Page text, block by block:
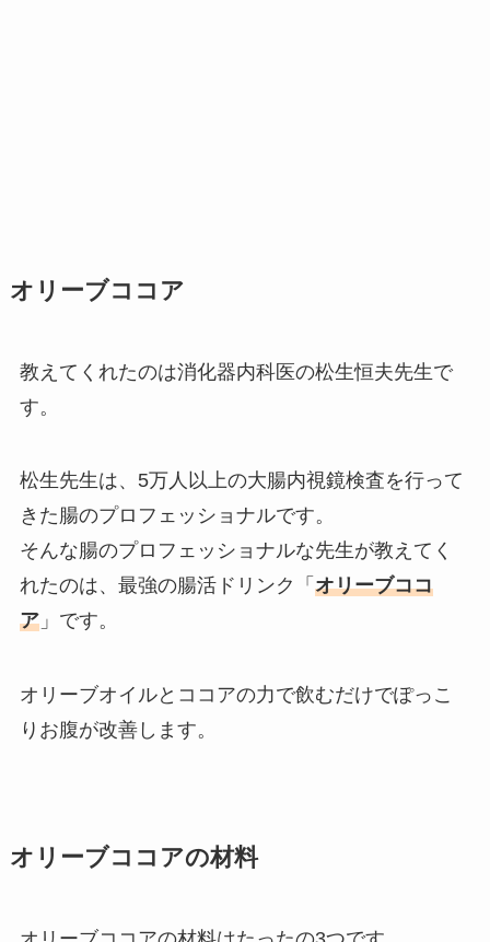
オリーブココア
教えてくれたのは消化器内科医の松生恒夫先生で
す。
松生先生は、5万人以上の大腸内視鏡検査を行って
きた腸のプロフェッショナルです。
そんな腸のプロフェッショナルな先生が教えてく
れたのは、最強の腸活ドリンク「 オリーブココ
ア」です。
オリーブオイルとココアの力で飲むだけでぽっこ
りお腹が改善します。
オリーブココアの材料